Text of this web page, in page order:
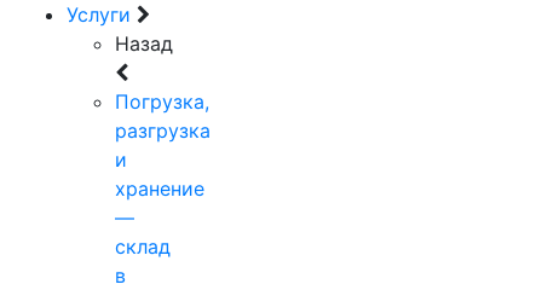
Услуги
Назад
Погрузка,
разгрузка
и
хранение
—
склад
в